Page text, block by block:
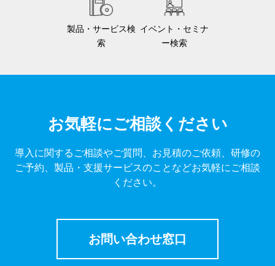
製品・サービス検
索
イベント・セミナ
ー検索
お気軽にご相談ください
導入に関するご相談やご質問、お見積のご依頼、研修の
ご予約、製品・支援サービスのことなどお気軽にご相談
ください。
お問い合わせ窓口